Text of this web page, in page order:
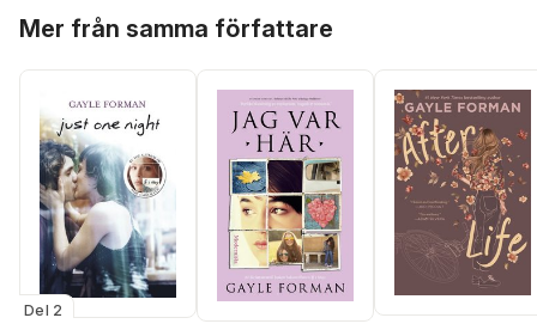
Mer från samma författare
Del 2